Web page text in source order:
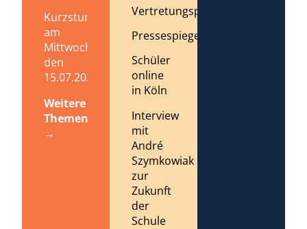
Kurzstundenregelung
am
Mittwoch,
den
15.07.2026
Weitere
Themen
→
Vertretungsplan
Pressespiegel
Schüler
online
in Köln
Interview
mit
André
Szymkowiak
zur
Zukunft
der
Schule